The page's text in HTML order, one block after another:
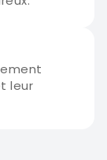
leur